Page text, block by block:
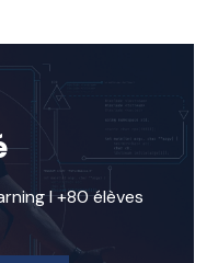
I +80 élèves